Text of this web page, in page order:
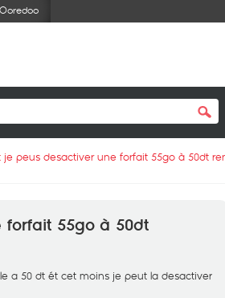
peus desactiver une forfait 55go à 50dt
forfait 55go à 50dt
a 50 dt ét cet moins je peut la desactiver